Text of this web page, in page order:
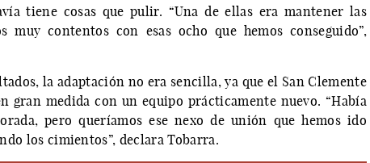
tiene cosas que pulir. “Una de ellas era mantener las
muy contentos con esas ocho que hemos conseguido”,
la adaptación no era sencilla, ya que el San Clemente
gran medida con un equipo prácticamente nuevo. “Había
pero queríamos ese nexo de unión que hemos ido
los cimientos”, declara Tobarra.